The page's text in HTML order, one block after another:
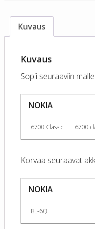
Kuvaus
Kuvaus
Sopii seuraaviin
NOKIA
6700 Classic 6700
Korvaa seuraavat
NOKIA
BL-6Q